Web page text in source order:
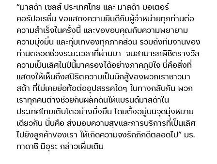
“มาสด้า เซลส์ ประเทศไทย และ มาสด้า มอเตอร์
คอร์ปอเรชั่น ขอแสดงความยินดีกับผู้จำหน่ายทุกท่านต่อ
ความสำเร็จในครั้งนี้ และขอขอบคุณกับความพยายาม
ความมุ่งมั่น และทุ่มเทของทุกภาคส่วน รวมถึงทีมงานของ
ท่านตลอดช่วงระยะเวลาที่ผ่านมา จนสามารถพิชิตรางวัล
ความเป็นเลิศในปีนี้มาครองได้อย่างภาคภูมิใจ นี่คือสิ่งที่
แสดงให้เห็นถึงสปิริตความเป็นนักสู้ของพวกเราชาวมา
สด้า ที่ไม่เคยย่อท้อต่ออุปสรรคใดๆ ในทางกลับกัน พวก
เราทุกคนต่างช่วยกันผลักดันให้แบรนด์มาสด้าใน
ประเทศไทยเติบโตอย่างยั่งยืน โดยตั้งอยู่บนจุดมุ่งหมาย
เดียวกัน นั่นคือ ส่งมอบความสุขและการบริการที่เป็นเลิศ
ไปยังลูกค้าของเรา ให้เกิดความจงรักภักดีตลอดไป” มร.
ทาดาชิ มิอุระ กล่าวเพิ่มเติม